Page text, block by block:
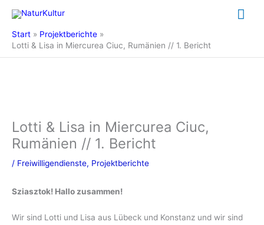
Inhalt
springen
Start
Projektberichte
Lotti & Lisa in Miercurea Ciuc, Rumänien // 1. Bericht
Lotti & Lisa in Miercurea Ciuc,
Rumänien // 1. Bericht
/ Freiwilligendienste, Projektberichte
Sziasztok! Hallo zusammen!
Wir sind Lotti und Lisa aus Lübeck und Konstanz und wir sind